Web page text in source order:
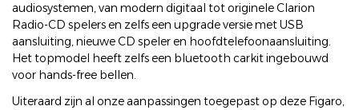
audiosystemen, van modern digitaal tot originele Clarion
Radio-CD spelers en zelfs een upgrade versie met USB
aansluiting, nieuwe CD speler en hoofdtelefoonaansluiting.
Het topmodel heeft zelfs een bluetooth carkit ingebouwd
voor hands-free bellen.
Uiteraard zijn al onze aanpassingen toegepast op deze Figaro,